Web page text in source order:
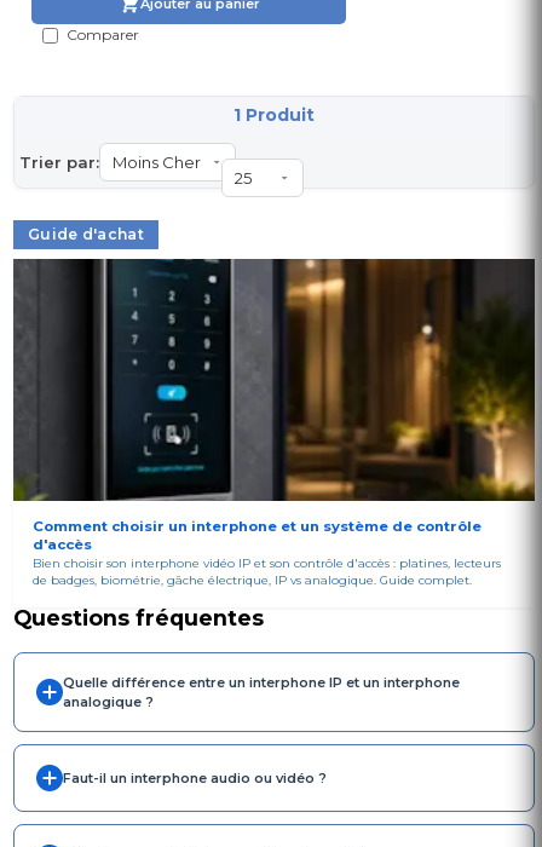
Comparer
Trier par:
1 Produit
Guide d'achat
Comment choisir un interphone et un système de contrôle
d'accès
Bien choisir son interphone vidéo IP et son contrôle d'accès : platines, lecteurs
de badges, biométrie, gâche électrique, IP vs analogique. Guide complet.
Questions fréquentes
Quelle différence entre un interphone IP et un interphone
analogique ?
Faut-il un interphone audio ou vidéo ?